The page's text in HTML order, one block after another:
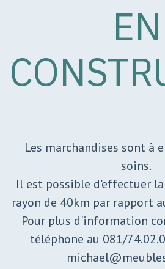
EN
Les marchandises sont à
soins.
Il est possible d'effectuer
rayon de 40km par rapport
Pour plus d'information
téléphone au 081/